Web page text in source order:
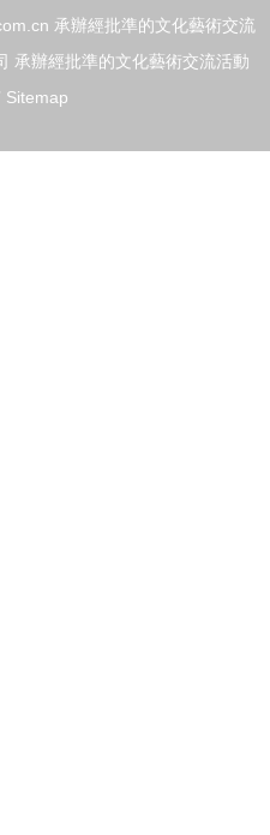
承辦經批準的文化藝術交流
承辦經批準的文化藝術交流活動
Sitemap